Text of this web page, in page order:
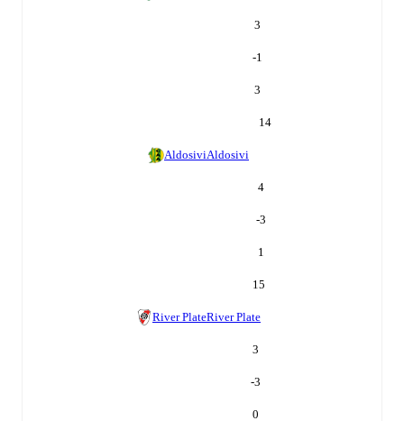
3
-1
3
14
AldosiviAldosivi
4
-3
1
15
River PlateRiver Plate
3
-3
0